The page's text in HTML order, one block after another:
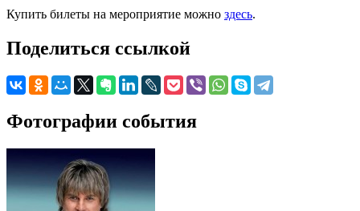
Купить билеты на мероприятие можно здесь.
Поделиться ссылкой
Фотографии события